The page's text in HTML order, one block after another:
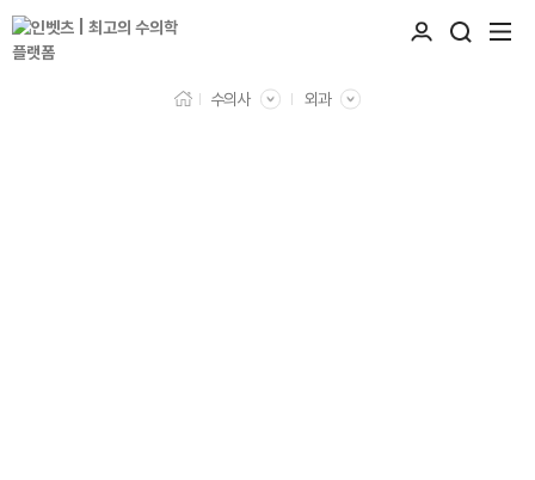
수의사 외과